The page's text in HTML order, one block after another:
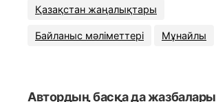
Қазақстан жаңалықтары
Байланыс мәліметтері Мұнайлы
Автордың басқа да жазбалары